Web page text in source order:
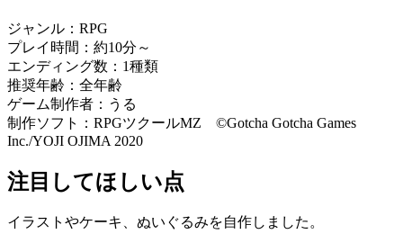
ジャンル：RPG
プレイ時間：約10分～
エンディング数：1種類
推奨年齢：全年齢
ゲーム制作者：うる
制作ソフト：RPGツクールMZ ©Gotcha Gotcha Games
Inc./YOJI OJIMA 2020
注目してほしい点
イラストやケーキ、ぬいぐるみを自作しました。